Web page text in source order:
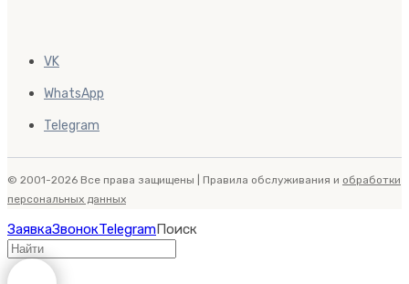
VK
WhatsApp
Telegram
© 2001-2026 Все права защищены | Правила обслуживания и обработки
персональных данных
ЗаявкаЗвонокTelegramПоиск